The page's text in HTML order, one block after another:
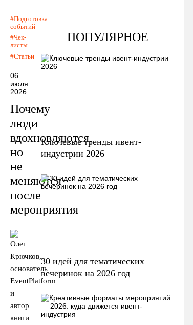
Подготовка
событий
Чек-
листы
Статьи
06
июля
2026
Почему
люди
вдохновляются,
но
не
меняются
после
мероприятия
ПОПУЛЯРНОЕ
Ключевые тренды ивент-
индустрии 2026
30 идей для тематических
вечеринок на 2026 год